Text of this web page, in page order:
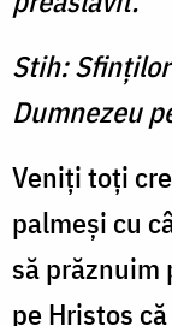
Stih:
Dumnezeu
Veniţi toţi
palmeşi cu
să prăznuim
pe Hristos